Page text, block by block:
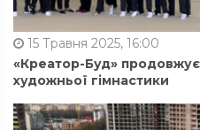
15 Травня 2025, 16:00
«Креатор-Буд» продовжує
художньої гімнастики